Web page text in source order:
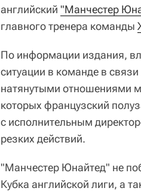
английский "Манчестер
главного тренера команды
По информации издания,
ситуации в команде в
натянутыми отношениями
которых французский
с исполнительным
резких действий.
"Манчестер Юнайтед" не
Кубка английской лиги, а